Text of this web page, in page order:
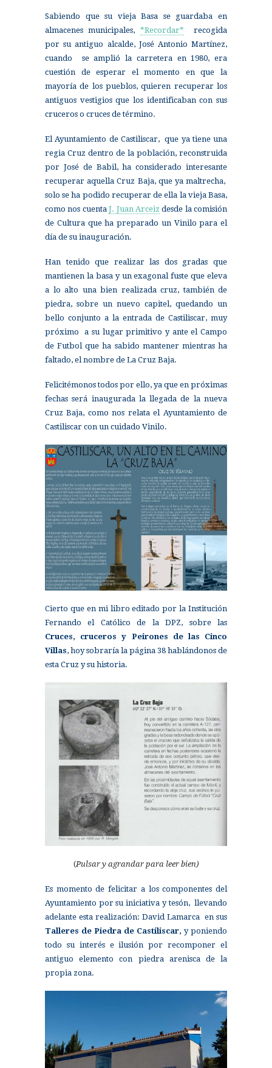
Sabiendo que su vieja Basa se guardaba en
almacenes municipales, *Recordar* recogida
por su antiguo alcalde, José Antonio Martínez,
cuando se amplió la carretera en 1980, era
cuestión de esperar el momento en que la
mayoría de los pueblos, quieren recuperar los
antiguos vestigios que los identificaban con sus
cruceros o cruces de término.
El Ayuntamiento de Castiliscar, que ya tiene una
regia Cruz dentro de la población, reconstruida
por José de Babil, ha considerado interesante
recuperar aquella Cruz Baja, que ya maltrecha,
solo se ha podido recuperar de ella la vieja Basa,
como nos cuentaJ. Juan Arceiz desde la comisión
de Cultura que ha preparado un Vinilo para el
día de su inauguración.
Han tenido que realizar las dos gradas que
mantienen la basa y un exagonal fuste que eleva
a lo alto una bien realizada cruz, también de
piedra, sobre un nuevo capitel, quedando un
bello conjunto a la entrada de Castiliscar, muy
próximo a su lugar primitivo y ante el Campo
de Futbol que ha sabido mantener mientras ha
faltado, el nombre de La Cruz Baja.
Felicitémonos todos por ello, ya que en próximas
fechas será inaugurada la llegada de la nueva
Cruz Baja, como nos relata el Ayuntamiento de
Castiliscar con un cuidado Vinilo.
Cierto que en mi libro editado por la Institución
Fernando el Católico de la DPZ, sobre las
Cruces, cruceros y Peirones de las Cinco
Villas, hoy sobraría la página 38 hablándonos de
esta Cruz y su historia.
(Pulsar y agrandar para leer bien)
Es momento de felicitar a los componentes del
Ayuntamiento por su iniciativa y tesón, llevando
adelante esta realización: David Lamarca en sus
Talleres de Piedra de Castiliscar, y poniendo
todo su interés e ilusión por recomponer el
antiguo elemento con piedra arenisca de la
propia zona.